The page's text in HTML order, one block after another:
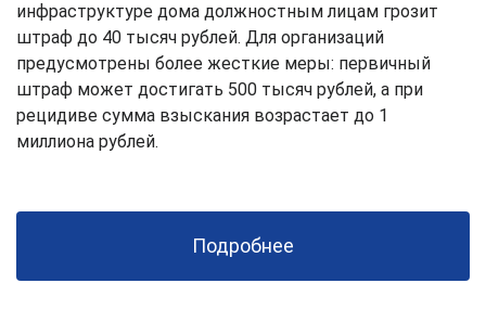
инфраструктуре дома должностным лицам грозит
штраф до 40 тысяч рублей. Для организаций
предусмотрены более жесткие меры: первичный
штраф может достигать 500 тысяч рублей, а при
рецидиве сумма взыскания возрастает до 1
миллиона рублей.
Подробнее